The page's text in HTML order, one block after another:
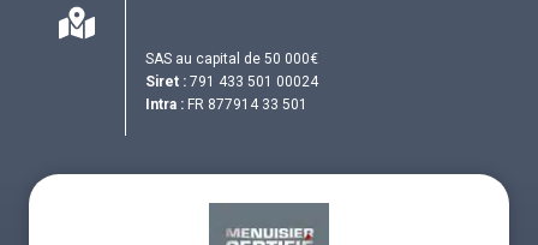
SAS au capital de 50 000€
Siret : 791 433 501 00024
Intra : FR 877914 33 501